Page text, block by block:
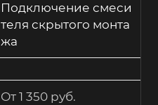
Подключение смеси
теля скрытого монта
жа
От 1 350 руб.